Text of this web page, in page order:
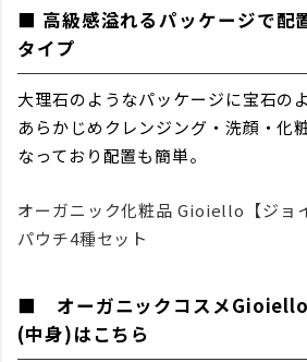
■ 高級感溢れるパッケージで配
タイプ
大理石のようなパッケージに宝石の
あらかじめクレンジング・洗顔・化
なっており配置も簡単。
オーガニック化粧品 Gioiello【ジョ
パウチ4種セット
■ オーガニックコスメGioiello
(中身)はこちら